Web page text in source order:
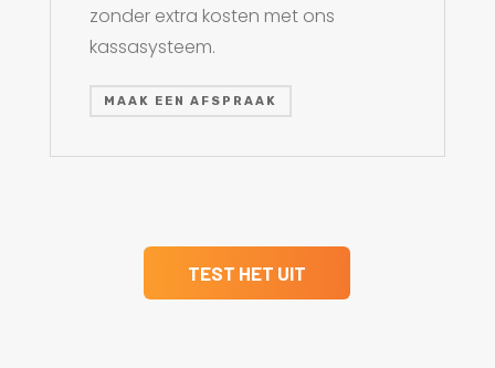
zonder extra kosten met ons
kassasysteem.
MAAK EEN AFSPRAAK
TEST HET UIT